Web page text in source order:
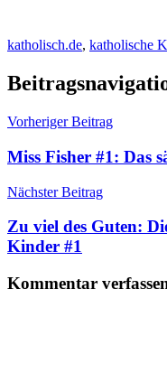
katholisch.de, katholische
Vorheriger Beitrag
Miss Fisher #1: Das
Nächster Beitrag
Zu viel des Guten:
Kinder #1
Kommentar